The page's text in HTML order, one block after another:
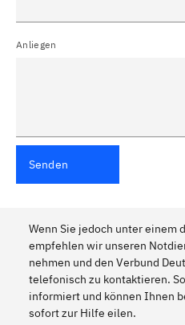
Anliegen
Senden
Wenn Sie jedoch unter einem
empfehlen wir unseren
nehmen und den Verbund
telefonisch zu kontaktieren.
informiert und können Ihnen
sofort zur Hilfe eilen.